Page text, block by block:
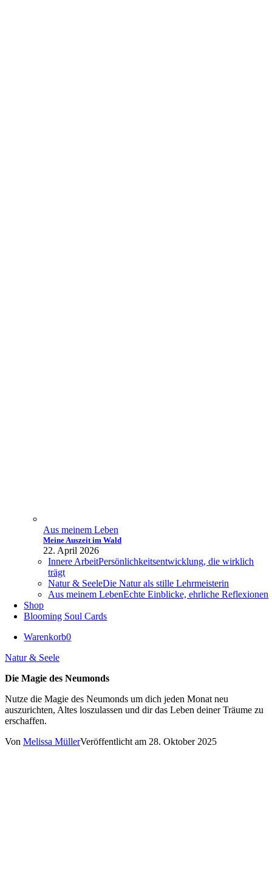
Aus meinem Leben
Meine Auszeit im Wald
22. April 2026
Innere ArbeitPersönlichkeitsentwicklung, die wirklich
trägt
Natur & SeeleDie Natur als stille Lehrmeisterin
Aus meinem LebenEchte Einblicke, ehrliche Reflexionen
Shop
Blooming Soul Cards
Warenkorb0
Natur & Seele
Die Magie des Neumonds
Nutze die Magie des Neumonds um dich jeden Monat neu
auszurichten, Altes loszulassen und dir das Leben deiner Träume zu
erschaffen.
Von Melissa MüllerVeröffentlicht am 28. Oktober 2025